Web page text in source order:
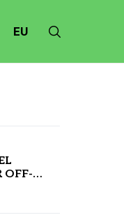
EU
OFF-